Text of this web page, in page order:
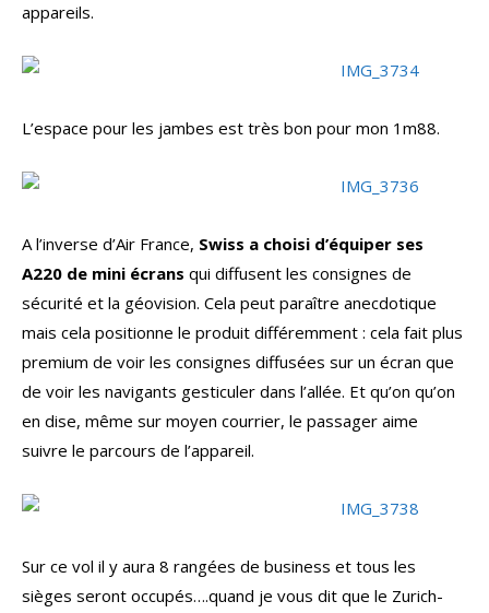
appareils.
L’espace pour les jambes est très bon pour mon 1m88.
A l’inverse d’Air France, Swiss a choisi d’équiper ses
A220 de mini écrans qui diffusent les consignes de
sécurité et la géovision. Cela peut paraître anecdotique
mais cela positionne le produit différemment : cela fait plus
premium de voir les consignes diffusées sur un écran que
de voir les navigants gesticuler dans l’allée. Et qu’on qu’on
en dise, même sur moyen courrier, le passager aime
suivre le parcours de l’appareil.
Sur ce vol il y aura 8 rangées de business et tous les
sièges seront occupés….quand je vous dit que le Zurich-